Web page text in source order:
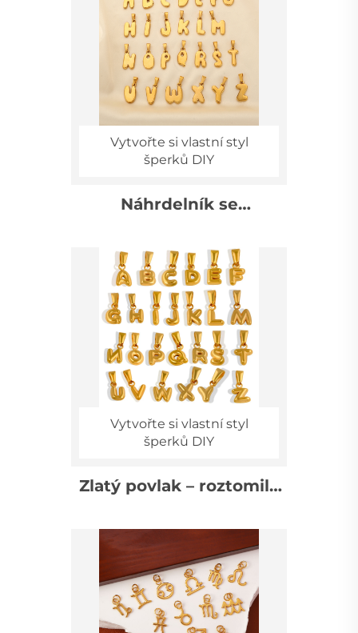
sváteční šperky,
velkoobchod
Vytvořte si vlastní styl
šperků DIY
Náhrdelník se
šperkem z nerezové
oceli s bublinkovým
písmenem pro ženy –
doplňky pro šperky,
velkoobchod
Vytvořte si vlastní styl
šperků DIY
Zlatý povlak – roztomilý
26 písmeny abecedy, 3D
ozdoby, velkoobchodní
balení